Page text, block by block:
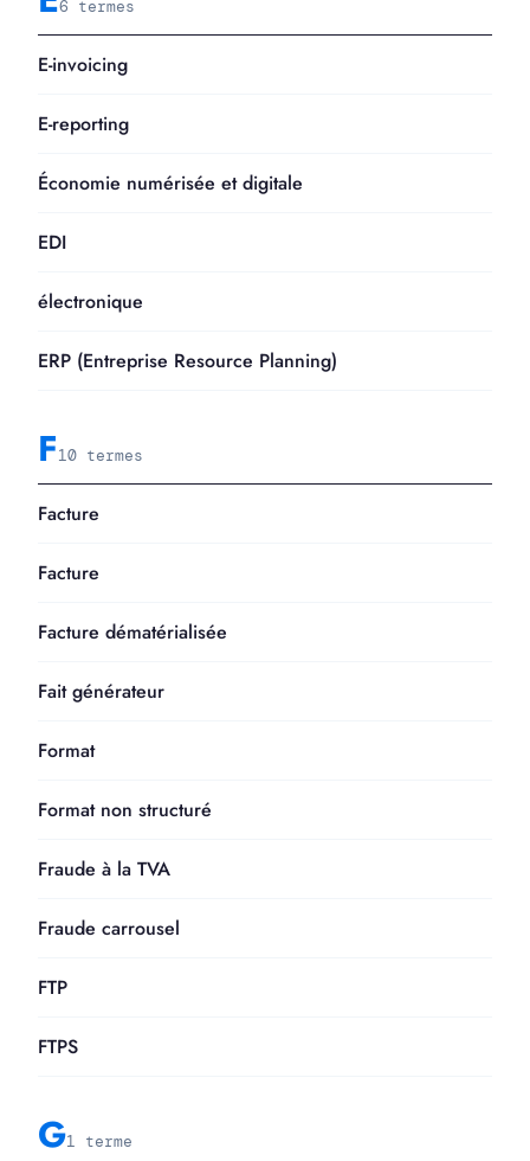
6 termes
E-invoicing
E-reporting
Économie numérisée et digitale
EDI
électronique
ERP (Entreprise Resource Planning)
F10 termes
Facture
Facture
Facture dématérialisée
Fait générateur
Format
Format non structuré
Fraude à la TVA
Fraude carrousel
FTP
FTPS
G1 terme